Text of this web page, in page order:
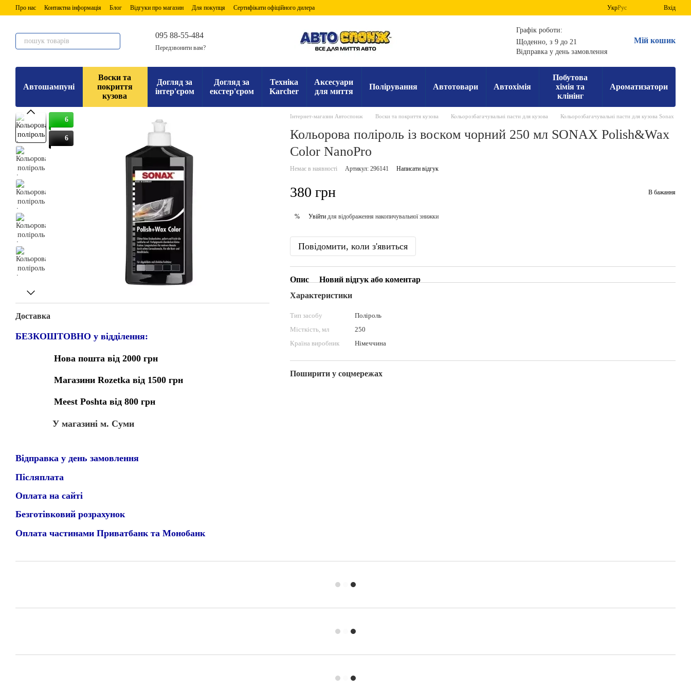
Перейти до основного контенту
Про нас Контактна інформація Блог Відгуки про магазин Для покупця Сертифікати офіційного дилера УкрРус Вхід
095 88-55-484
Передзвонити вам?
Графік роботи:
Щоденно, з 9 до 21
Відправка у день замовлення
Мій кошик
Автошампуні
Воски та
покриття
кузова
Догляд за
інтер'єром
Догляд за
екстер'єром
Техніка
Karcher
Аксесуари
для миття
Полірування Автотовари Автохімія
Побутова
хімія та
клінінг
Ароматизатори
6
6
Доставка
БЕЗКОШТОВНО у відділення:
Нова пошта від 2000 грн
Магазини Rozetka від 1500 грн
Meest Poshta від 800 грн
У магазині м. Суми
Відправка у день замовлення
Післяплата
Оплата на сайті
Безготівковий розрахунок
Оплата частинами Приватбанк та Монобанк
Інтернет-магазин Автоспонж Воски та покриття кузова Кольорозбагачувальні пасти для кузова Кольорозбагачувальні пасти для кузова Sonax
Кольорова поліроль із воском чорний 250 мл SONAX Polish&Wax
Color NanoPro
Немає в наявності Артикул: 296141 Написати відгук
380 грн В бажання
% Увійтидля відображення накопичувальної знижки
Повідомити, коли з'явиться
Опис
Новий відгук або коментар
Характеристики
Тип засобу
Поліроль
Місткість, мл
250
Країна виробник
Німеччина
Поширити у соцмережах